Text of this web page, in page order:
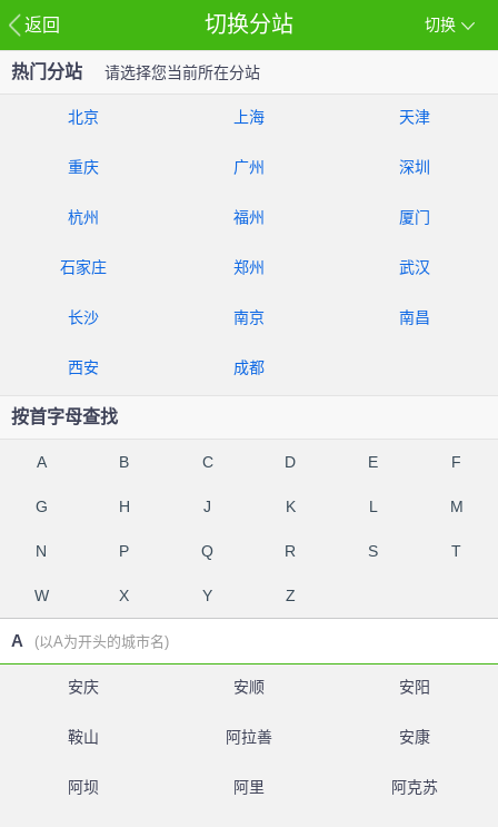
返回 切换
切换分站
热门分站 请选择您当前所在分站
北京 上海 天津
重庆 广州 深圳
杭州 福州 厦门
石家庄 郑州 武汉
长沙 南京 南昌
西安 成都
按首字母查找
A B C D E F
G H J K L M
N P Q R S T
W X Y Z
A (以A为开头的城市名)
安庆 安顺 安阳
鞍山 阿拉善 安康
阿坝 阿里 阿克苏